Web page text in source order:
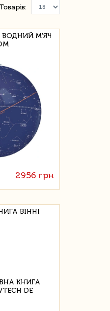
Товарів:
ВОДНИЙ М'ЯЧ
2956 грн
ВІННІ